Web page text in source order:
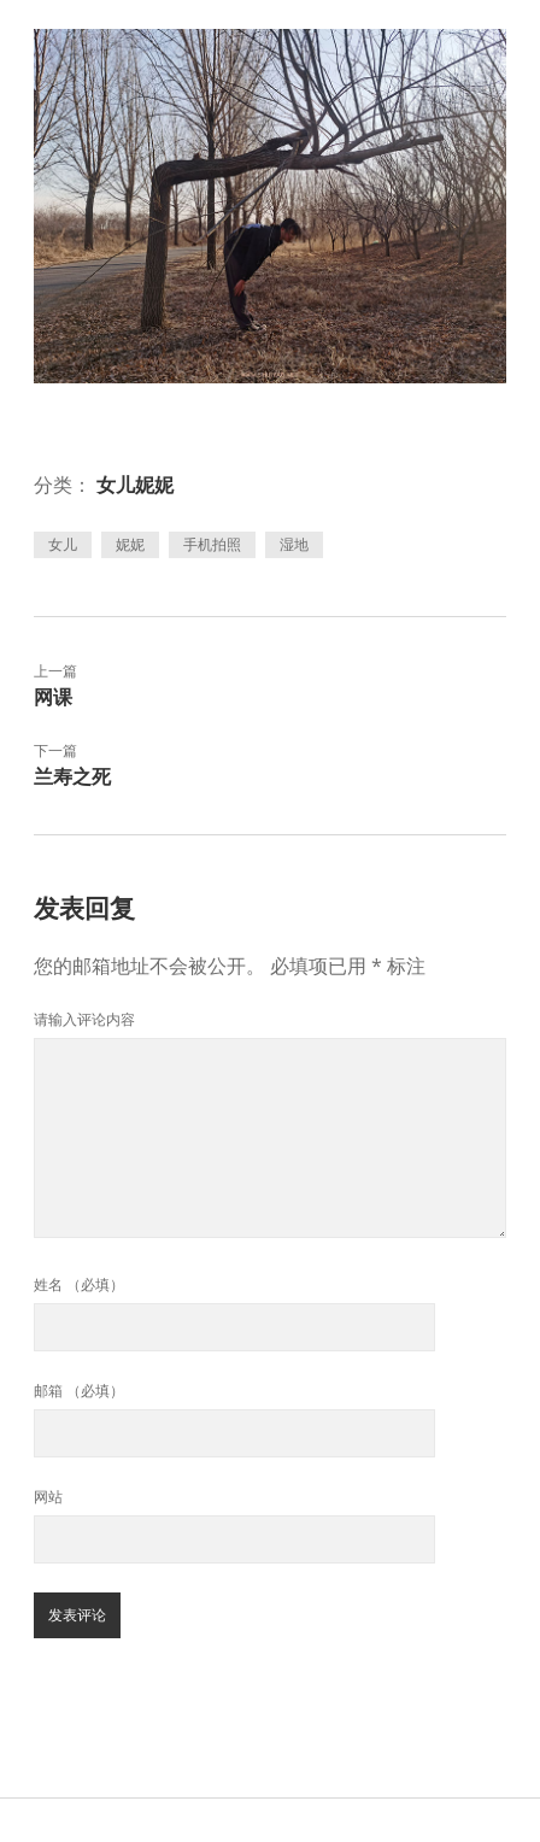
分类： 女儿妮妮
女儿 妮妮 手机拍照 湿地
上一篇
网课
下一篇
兰寿之死
发表回复
您的邮箱地址不会被公开。 必填项已用 * 标注
请输入评论内容
姓名 （必填）
邮箱 （必填）
网站